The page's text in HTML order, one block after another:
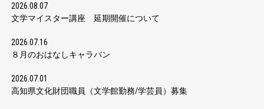
2026.08.07
文学マイスター講座 延期開催について
2026.07.16
８月のおはなしキャラバン
2026.07.01
高知県文化財団職員（文学館勤務/学芸員）募集